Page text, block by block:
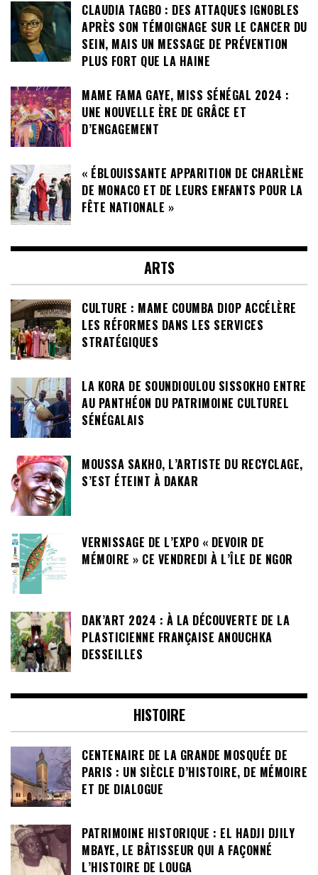
CLAUDIA TAGBO : DES ATTAQUES IGNOBLES
APRÈS SON TÉMOIGNAGE SUR LE CANCER DU
SEIN, MAIS UN MESSAGE DE PRÉVENTION
PLUS FORT QUE LA HAINE
MAME FAMA GAYE, MISS SÉNÉGAL 2024 :
UNE NOUVELLE ÈRE DE GRÂCE ET
D’ENGAGEMENT
« ÉBLOUISSANTE APPARITION DE CHARLÈNE
DE MONACO ET DE LEURS ENFANTS POUR LA
FÊTE NATIONALE »
ARTS
CULTURE : MAME COUMBA DIOP ACCÉLÈRE
LES RÉFORMES DANS LES SERVICES
STRATÉGIQUES
LA KORA DE SOUNDIOULOU SISSOKHO ENTRE
AU PANTHÉON DU PATRIMOINE CULTUREL
SÉNÉGALAIS
MOUSSA SAKHO, L’ARTISTE DU RECYCLAGE,
S’EST ÉTEINT À DAKAR
VERNISSAGE DE L’EXPO « DEVOIR DE
MÉMOIRE » CE VENDREDI À L’ÎLE DE NGOR
DAK’ART 2024 : À LA DÉCOUVERTE DE LA
PLASTICIENNE FRANÇAISE ANOUCHKA
DESSEILLES
HISTOIRE
CENTENAIRE DE LA GRANDE MOSQUÉE DE
PARIS : UN SIÈCLE D’HISTOIRE, DE MÉMOIRE
ET DE DIALOGUE
PATRIMOINE HISTORIQUE : EL HADJI DJILY
MBAYE, LE BÂTISSEUR QUI A FAÇONNÉ
L’HISTOIRE DE LOUGA